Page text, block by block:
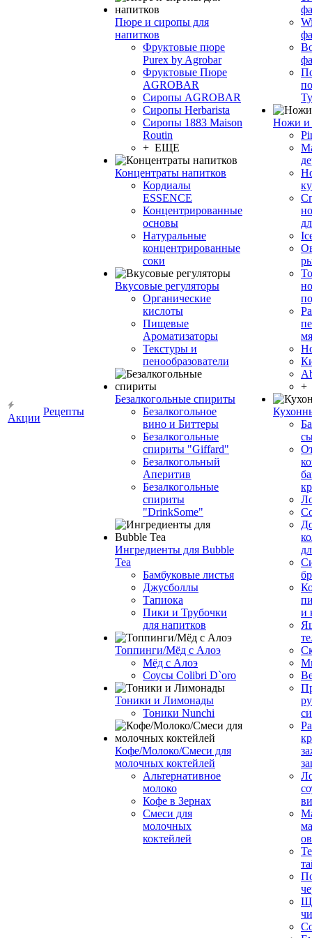
Акции
Рецепты
Пюре и сиропы для
напитков
Фруктовые пюре
Purex by Agrobar
Фруктовые Пюре
AGROBAR
Сиропы AGROBAR
Сиропы Herbarista
Сиропы 1883 Maison
Routin
+ ЕЩЕ
Концентраты напитков
Кордиалы
ESSENCE
Концентрированные
основы
Натуральные
концентрированные
соки
Вкусовые регуляторы
Органические
кислоты
Пищевые
Ароматизаторы
Текстуры и
пенообразователи
Безалкогольные спириты
Безалкогольное
вино и Биттеры
Безалкогольные
спириты "Giffard"
Безалкогольный
Аперитив
Безалкогольные
спириты
"DrinkSome"
Ингредиенты для Bubble
Tea
Бамбуковые листья
Джусболлы
Тапиока
Пики и Трубочки
для напитков
Топпинги/Мёд с Алоэ
Мёд с Алоэ
Соусы Colibri D`oro
Тоники и Лимонады
Тоники Nunchi
Кофе/Молоко/Смеси для
молочных коктейлей
Альтернативное
молоко
Кофе в Зернах
Смеси для
молочных
коктейлей
Ножи и
+
и